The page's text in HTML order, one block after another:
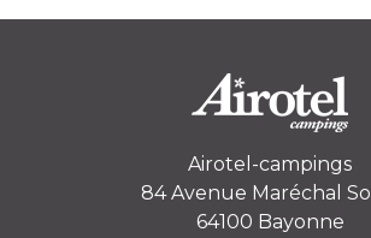
Airotel-campings
84 Avenue Maréchal
64100 Bayonne